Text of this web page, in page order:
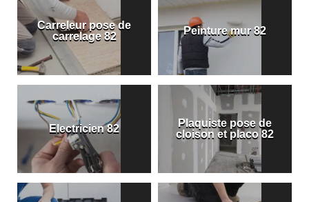
Carreleur pose de
carrelage 82
Peinture mur 82
Electricien 82
Plaquiste pose de
cloison et placo 82